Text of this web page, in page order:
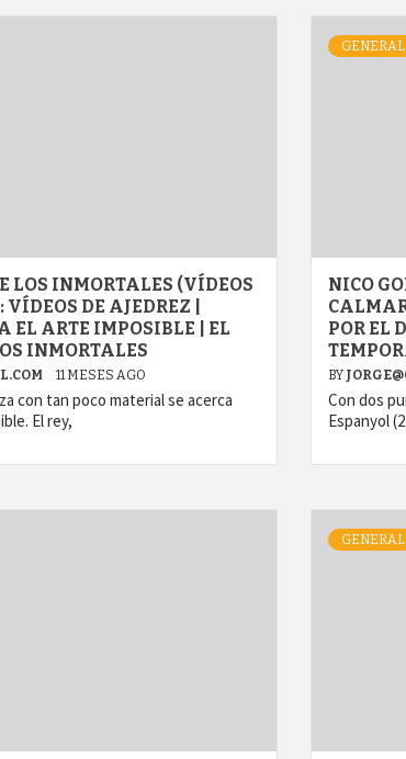
LOS INMORTALES (VÍDEOS
VÍDEOS DE AJEDREZ |
EL ARTE IMPOSIBLE | EL
INMORTALES
11 MESES AGO
con tan poco material se acerca
El rey,
GENERAL
NICO
POR EL
BY
Con dos
Espanyol
GENERAL